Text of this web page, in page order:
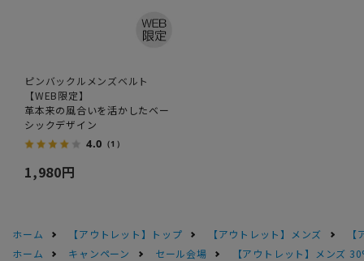
ピンバックルメンズベルト
【WEB限定】
革本来の風合いを活かしたベー
シックデザイン
4.0 （1）
1,980円
ホーム 【アウトレット】トップ 【アウトレット】メンズ
ホーム
キャンペーン セール会場 【アウトレット】メンズ